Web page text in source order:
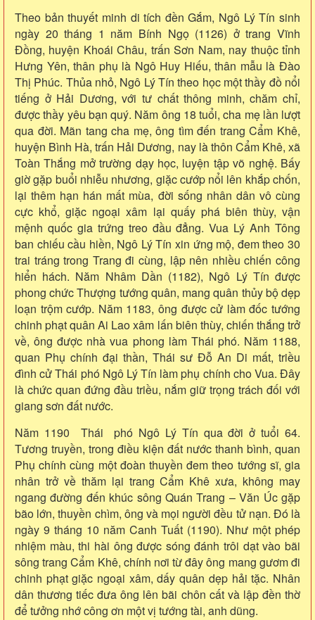
Theo bản thuyết minh di tích đền Gắm, Ngô Lý Tín sinh
ngày 20 tháng 1 năm Bính Ngọ (1126) ở trang Vĩnh
Đồng, huyện Khoái Châu, trấn Sơn Nam, nay thuộc tỉnh
Hưng Yên, thân phụ là Ngô Huy Hiếu, thân mẫu là Đào
Thị Phúc. Thủa nhỏ, Ngô Lý Tín theo học một thầy đồ nổi
tiếng ở Hải Dương, với tư chất thông minh, chăm chỉ,
được thầy yêu bạn quý. Năm ông 18 tuổi, cha mẹ lần lượt
qua đời. Mãn tang cha mẹ, ông tìm đến trang Cẩm Khê,
huyện Bình Hà, trấn Hải Dương, nay là thôn Cẩm Khê, xã
Toàn Thắng mở trường dạy học, luyện tập võ nghệ. Bấy
giờ gặp buổi nhiễu nhương, giặc cướp nổi lên khắp chốn,
lại thêm hạn hán mất mùa, đời sống nhân dân vô cùng
cực khổ, giặc ngoại xâm lại quấy phá biên thùy, vận
mệnh quốc gia trứng treo đầu đẳng. Vua Lý Anh Tông
ban chiếu cầu hiền, Ngô Lý Tín xin ứng mộ, đem theo 30
trai tráng trong Trang đi cùng, lập nên nhiều chiến công
hiển hách. Năm Nhâm Dần (1182), Ngô Lý Tín được
phong chức Thượng tướng quân, mang quân thủy bộ dẹp
loạn trộm cướp. Năm 1183, ông được cử làm đốc tướng
chinh phạt quân Ai Lao xâm lấn biên thùy, chiến thắng trở
về, ông được nhà vua phong làm Thái phó. Năm 1188,
quan Phụ chính đại thần, Thái sư Đỗ An Di mất, triều
đình cử Thái phó Ngô Lý Tín làm phụ chính cho Vua. Đây
là chức quan đứng đầu triều, nắm giữ trọng trách đối với
giang sơn đất nước.
Năm 1190 Thái phó Ngô Lý Tín qua đời ở tuổi 64.
Tương truyền, trong điều kiện đất nước thanh bình, quan
Phụ chính cùng một đoàn thuyền đem theo tướng sĩ, gia
nhân trở về thăm lại trang Cẩm Khê xưa, không may
ngang đường đến khúc sông Quán Trang – Văn Úc gặp
bão lớn, thuyền chìm, ông và mọi người đều tử nạn. Đó là
ngày 9 tháng 10 năm Canh Tuất (1190). Như một phép
nhiệm màu, thi hài ông được sóng đánh trôi dạt vào bãi
sông trang Cẩm Khê, chính nơi từ đây ông mang gươm đi
chinh phạt giặc ngoại xâm, dấy quân dẹp hải tặc. Nhân
dân thương tiếc đưa ông lên bãi chôn cất và lập đền thờ
để tưởng nhớ công ơn một vị tướng tài, anh dũng.